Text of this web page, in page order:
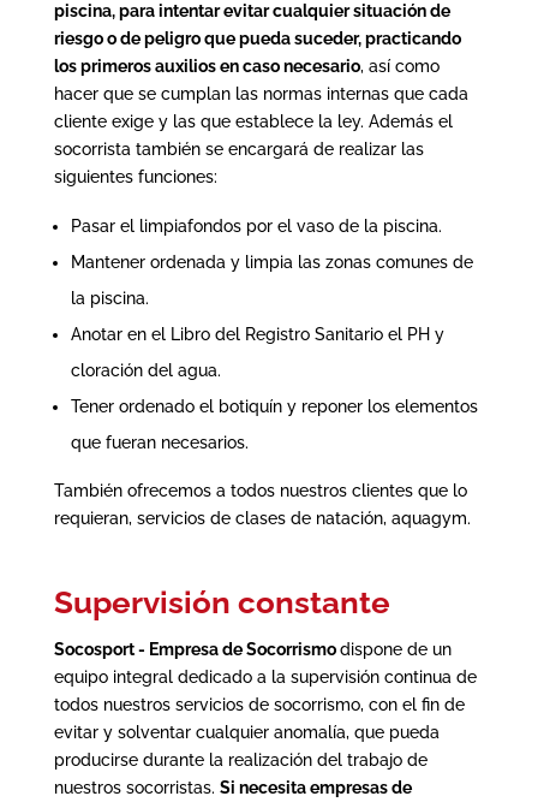
piscina, para intentar evitar cualquier situación de
riesgo o de peligro que pueda suceder, practicando
los primeros auxilios en caso necesario, así como
hacer que se cumplan las normas internas que cada
cliente exige y las que establece la ley. Además el
socorrista también se encargará de realizar las
siguientes funciones:
Pasar el limpiafondos por el vaso de la piscina.
Mantener ordenada y limpia las zonas comunes de
la piscina.
Anotar en el Libro del Registro Sanitario el PH y
cloración del agua.
Tener ordenado el botiquín y reponer los elementos
que fueran necesarios.
También ofrecemos a todos nuestros clientes que lo
requieran, servicios de clases de natación, aquagym.
Supervisión constante
Socosport - Empresa de Socorrismodispone de un
equipo integral dedicado a la supervisión continua de
todos nuestros servicios de socorrismo, con el fin de
evitar y solventar cualquier anomalía, que pueda
producirse durante la realización del trabajo de
nuestros socorristas. Si necesita empresas de